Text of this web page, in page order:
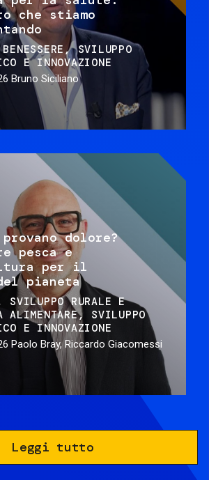
che stiamo
SVILUPPO
E INNOVAZIONE
Bruno Siciliano
dolore?
pesca e
per il
pianeta
SVILUPPO RURALE E
ALIMENTARE
SVILUPPO
E INNOVAZIONE
Paolo Bray, Riccardo Giacomessi
Leggi tutto